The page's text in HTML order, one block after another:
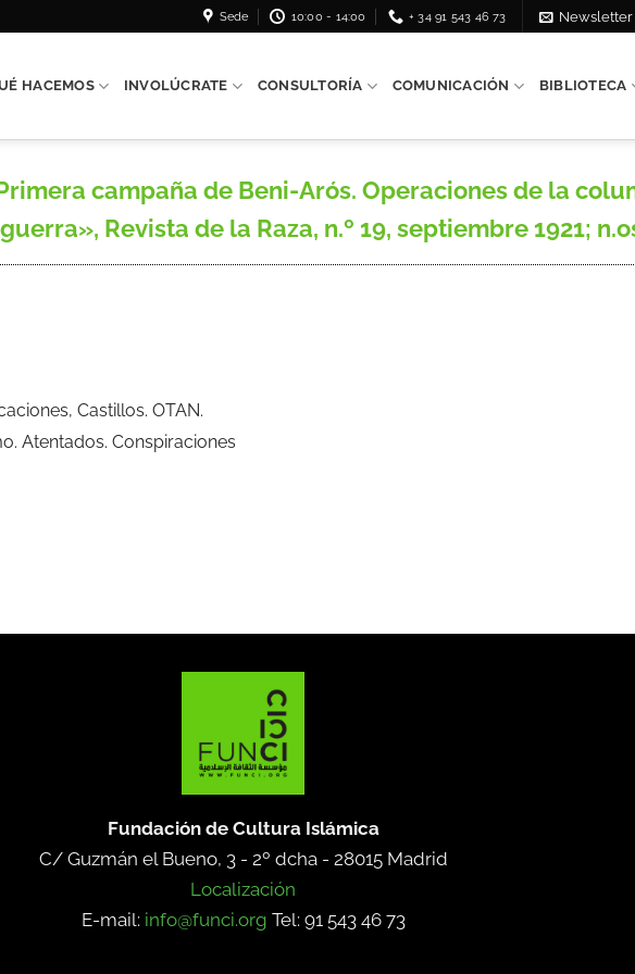
Sede 10:00 - 14:00 + 34 91 543 46 73 Newsletter
HACEMOS INVOLÚCRATE CONSULTORÍA COMUNICACIÓN BIBLIOTECA
campaña de Beni-Arós. Operaciones de la
Revista de la Raza, n.º 19, septiembre 1921;
Castillos. OTAN.
Atentados. Conspiraciones
Fundación de Cultura Islámica
C/ Guzmán el Bueno, 3 - 2º dcha - 28015 Madrid
Localización
E-mail: info@funci.org Tel: 91 543 46 73